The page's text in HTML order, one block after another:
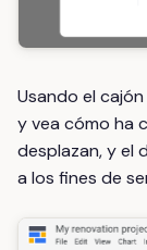
Usando el
y vea cómo ha
desplazan, y el
a los fines de